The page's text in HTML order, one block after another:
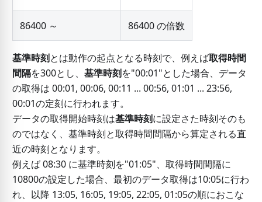
86400 ～ 86400 の倍数
基準時刻とは動作の起点となる時刻で、例えば取得時間
間隔を300とし、 基準時刻を"00:01"とした場合、データ
の取得は 00:01, 00:06, 00:11 ... 00:56, 01:01 ... 23:56,
00:01の定刻に行われます。
データの取得開始時刻は基準時刻に設定さた時刻そのも
のではなく、基準時刻と取得時間間隔から算定される直
近の時刻となります。
例えば 08:30 に基準時刻を"01:05"、取得時間間隔に
10800の設定した場合、最初のデータ取得は10:05に行わ
れ、以降 13:05, 16:05, 19:05, 22:05, 01:05の順におこな